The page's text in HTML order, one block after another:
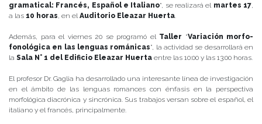
gramatical: Francés, Español e Italiano“, se realizará el martes 17
a las 10 horas , en el Auditorio Eleazar Huerta
Además, para el viernes 20 se programó el Taller “Variación morfo-
fonológica en las lenguas románicas”, la actividad se desarrollará en
la Sala N° 1 del Edificio Eleazar Huerta entre las 10:00 y las 13:00 horas.
El profesor Dr. Gaglia ha desarrollado una interesante línea de investigación
en el ámbito de las lenguas romances con énfasis en la perspectiva
morfológica diacrónica y sincrónica. Sus trabajos versan sobre el español, el
italiano y el francés, principalmente.